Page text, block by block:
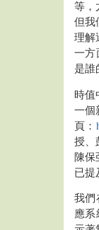
等，
但我
理解
一方
是誰
時值
一個
頁：
授、
陳
已提
我們
應系